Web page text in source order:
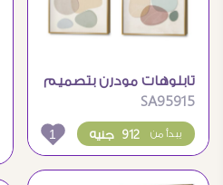
تابلوهات مودرن بتصميم
أحجار متداخلة بألوان
الباستيل
SA95915
912 جنيه يبدأ من 1